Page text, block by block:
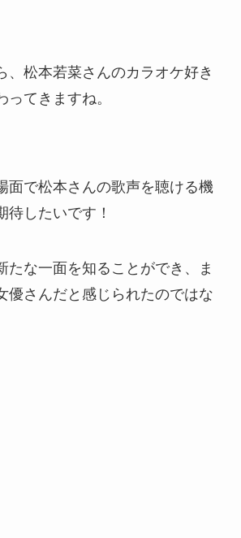
、松本若菜さんのカラオケ好き
てきますね。
面で松本さんの歌声を聴ける機
待したいです！
たな一面を知ることができ、ま
優さんだと感じられたのではな